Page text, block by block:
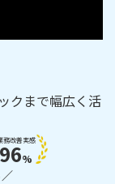
クまで幅広く活
務改善実感
96%